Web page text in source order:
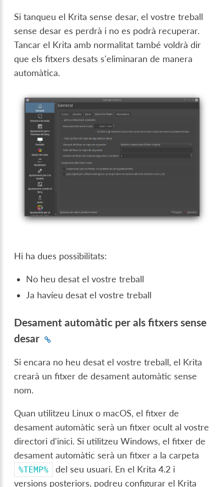
Si tanqueu el Krita sense desar, el vostre treball
sense desar es perdrà i no es podrà recuperar.
Tancar el Krita amb normalitat també voldrà dir
que els fitxers desats s'eliminaran de manera
automàtica.
Hi ha dues possibilitats:
No heu desat el vostre treball
Ja havíeu desat el vostre treball
Desament automàtic per als fitxers sense
desar
Si encara no heu desat el vostre treball, el Krita
crearà un fitxer de desament automàtic sense
nom.
Quan utilitzeu Linux o macOS, el fitxer de
desament automàtic serà un fitxer ocult al vostre
directori d'inici. Si utilitzeu Windows, el fitxer de
desament automàtic serà un fitxer a la carpeta
%TEMP%
del seu usuari. En el Krita 4.2 i
versions posteriors, podreu configurar el Krita